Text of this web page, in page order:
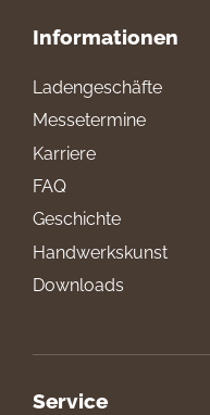
Informationen
Ladengeschäfte
Messetermine
Karriere
FAQ
Geschichte
Handwerkskunst
Downloads
Service